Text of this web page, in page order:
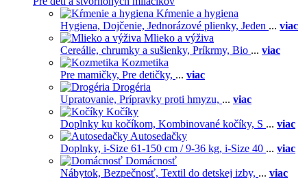
Kŕmenie a hygiena
Hygiena, Dojčenie, Jednorázové plienky, Jeden ... viac
Mlieko a výživa
Cereálie, chrumky a sušienky, Príkrmy, Bio ... viac
Kozmetika
Pre mamičky, Pre detičky, ... viac
Drogéria
Upratovanie, Prípravky proti hmyzu, ... viac
Kočíky
Doplnky ku kočíkom, Kombinované kočíky, S ... viac
Autosedačky
Doplnky, i-Size 61-150 cm / 9-36 kg, i-Size 40 ... viac
Domácnosť
Nábytok, Bezpečnosť, Textil do detskej izby, ... viac